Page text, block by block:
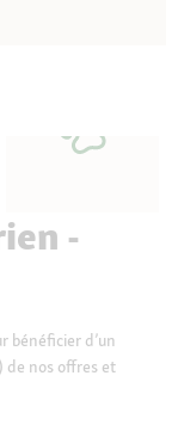
-
bénéficier d’un
de nos offres et